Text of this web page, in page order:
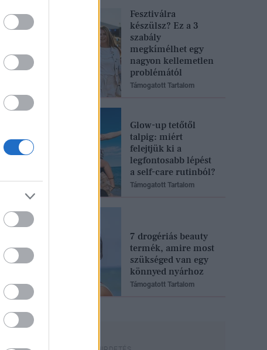
Fesztiválra
készülsz? Ez a 3
szabály
megkímélhet egy
nagyon kellemetlen
problémától
Támogatott Tartalom
Glow-up tetőtől
talpig: miért
felejtjük ki a
legfontosabb lépést
a self-care rutinból?
Támogatott Tartalom
7 drogériás beauty
termék, amire most
szükséged van egy
könnyed nyárhoz
Támogatott Tartalom